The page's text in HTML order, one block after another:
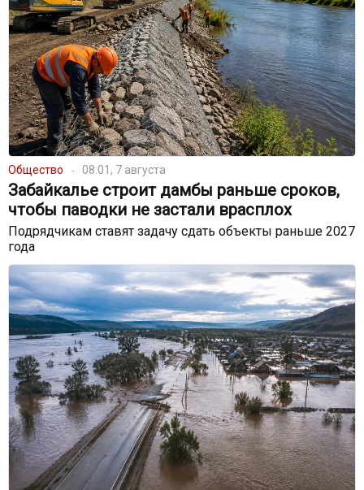
Общество 08:01, 7 августа
Забайкалье строит дамбы раньше сроков,
чтобы паводки не застали врасплох
Подрядчикам ставят задачу сдать объекты раньше 2027
года